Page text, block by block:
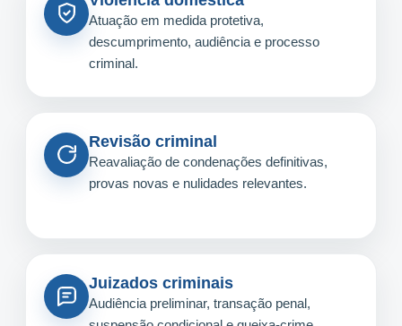
Atuação em medida protetiva,
descumprimento, audiência e processo
criminal.
Revisão criminal
Reavaliação de condenações definitivas,
provas novas e nulidades relevantes.
Juizados criminais
Audiência preliminar, transação penal,